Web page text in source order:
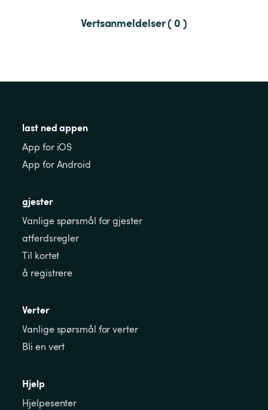
Vertsanmeldelser ( 0 )
last ned appen
App for iOS
App for Android
gjester
Vanlige spørsmål for gjester
atferdsregler
Til kortet
å registrere
Verter
Vanlige spørsmål for verter
Bli en vert
Hjelp
Hjelpesenter